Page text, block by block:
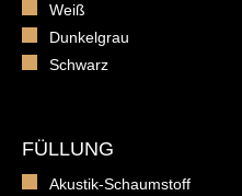
Weiß
Dunkelgrau
Schwarz
FÜLLUNG
Akustik-Schaumstoff